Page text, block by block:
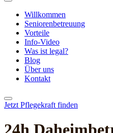
Willkommen
Seniorenbetreuung
Vorteile
Info-Video
Was ist legal?
Blog
Über uns
Kontakt
Jetzt Pflegekraft finden